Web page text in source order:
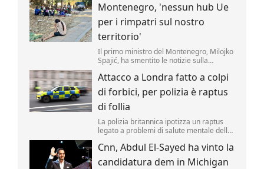
Montenegro, 'nessun hub Ue
per i rimpatri sul nostro
territorio'
Il primo ministro del Montenegro, Milojko
Spajić, ha smentito le notizie sulla
rimpatri nel Paese.
Attacco a Londra fatto a colpi
di forbici, per polizia è raptus
di follia
La polizia britannica ipotizza un raptus
legato a problemi di salute mentale della
4 uomini avvenuto oggi a Londra, nel
cuore turistico di Covent Garden.
Cnn, Abdul El-Sayed ha vinto la
candidatura dem in Michigan